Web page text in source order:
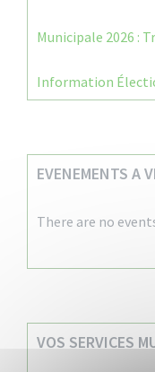
Municipale 2026 :
Information
EVENEMENTS A
There are no
VOS SERVICES